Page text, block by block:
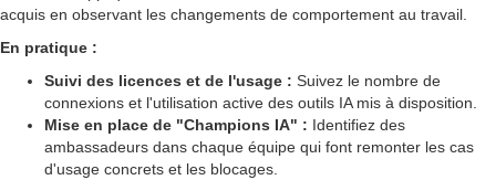
acquis en observant les changements de comportement au travail.
En pratique :
Suivi des licences et de l'usage : Suivez le nombre de
connexions et l'utilisation active des outils IA mis à disposition.
Mise en place de "Champions IA" : Identifiez des
ambassadeurs dans chaque équipe qui font remonter les cas
d'usage concrets et les blocages.